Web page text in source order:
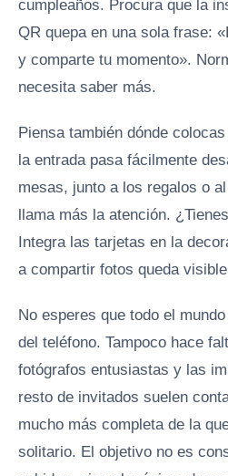
cumpleaños. Procura que la
QR quepa en una sola frase:
y comparte tu momento».
necesita saber más.
Piensa también dónde
la entrada pasa fácilmente
mesas, junto a los regalos o
llama más la atención.
Integra las tarjetas en la
a compartir fotos queda
No esperes que todo el
del teléfono. Tampoco hace
fotógrafos entusiastas y las
resto de invitados suelen
mucho más completa de la
solitario. El objetivo no es